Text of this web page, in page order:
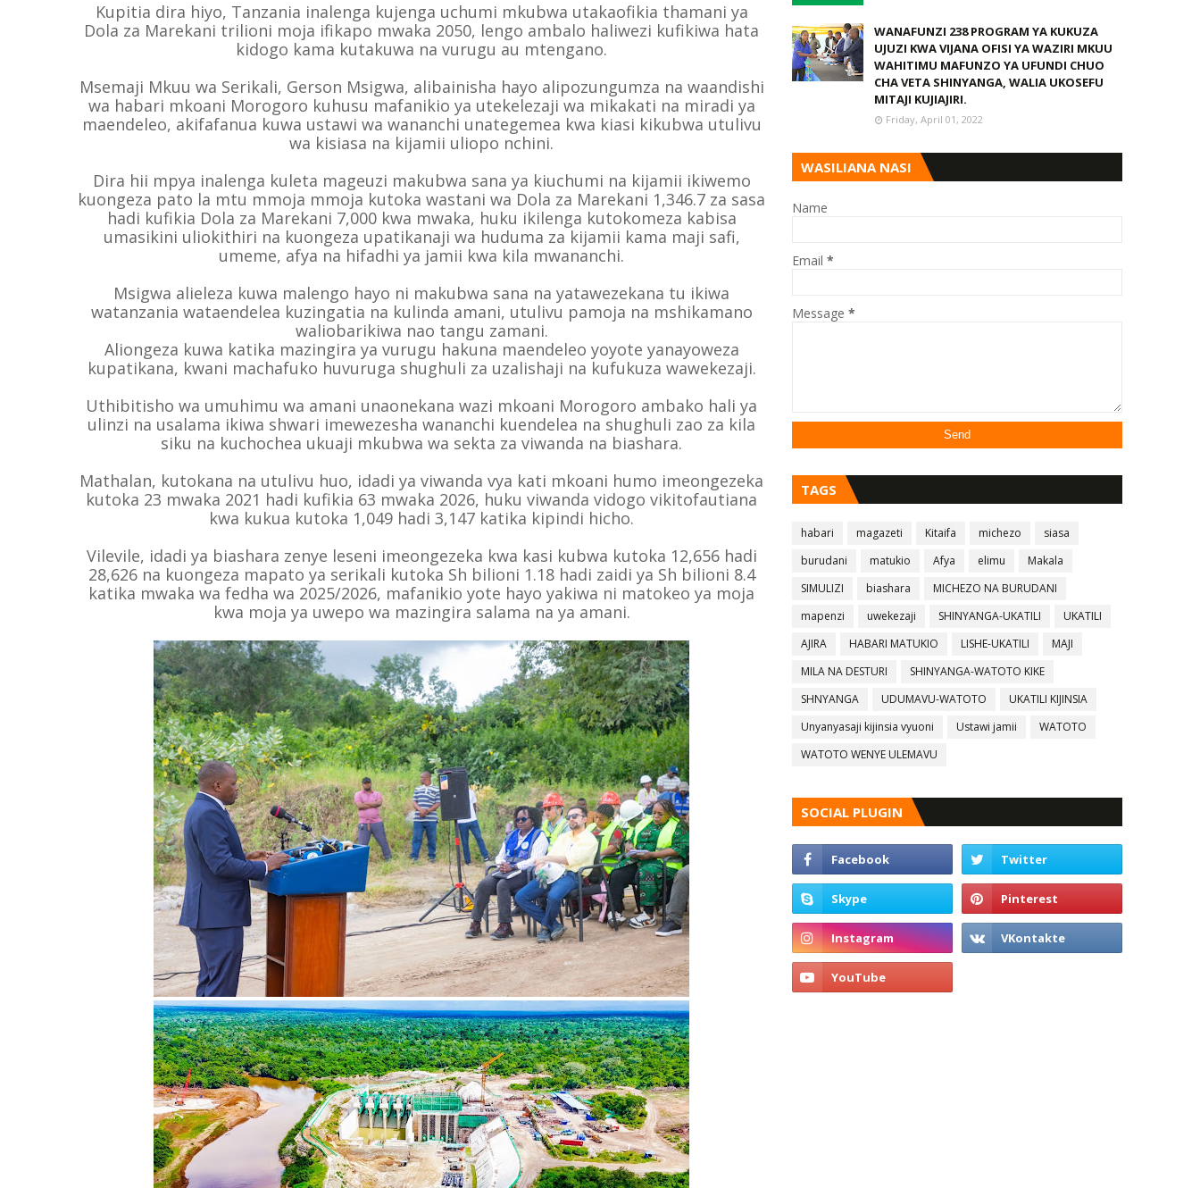
Kupitia dira hiyo, Tanzania inalenga kujenga uchumi mkubwa utakaofikia thamani ya
Dola za Marekani trilioni moja ifikapo mwaka 2050, lengo ambalo haliwezi kufikiwa hata
kidogo kama kutakuwa na vurugu au mtengano.
Msemaji Mkuu wa Serikali, Gerson Msigwa, alibainisha hayo alipozungumza na waandishi
wa habari mkoani Morogoro kuhusu mafanikio ya utekelezaji wa mikakati na miradi ya
maendeleo, akifafanua kuwa ustawi wa wananchi unategemea kwa kiasi kikubwa utulivu
wa kisiasa na kijamii uliopo nchini.
Dira hii mpya inalenga kuleta mageuzi makubwa sana ya kiuchumi na kijamii ikiwemo
kuongeza pato la mtu mmoja mmoja kutoka wastani wa Dola za Marekani 1,346.7 za sasa
hadi kufikia Dola za Marekani 7,000 kwa mwaka, huku ikilenga kutokomeza kabisa
umasikini uliokithiri na kuongeza upatikanaji wa huduma za kijamii kama maji safi,
umeme, afya na hifadhi ya jamii kwa kila mwananchi.
Msigwa alieleza kuwa malengo hayo ni makubwa sana na yatawezekana tu ikiwa
watanzania wataendelea kuzingatia na kulinda amani, utulivu pamoja na mshikamano
waliobarikiwa nao tangu zamani.
Aliongeza kuwa katika mazingira ya vurugu hakuna maendeleo yoyote yanayoweza
kupatikana, kwani machafuko huvuruga shughuli za uzalishaji na kufukuza wawekezaji.
Uthibitisho wa umuhimu wa amani unaonekana wazi mkoani Morogoro ambako hali ya
ulinzi na usalama ikiwa shwari imewezesha wananchi kuendelea na shughuli zao za kila
siku na kuchochea ukuaji mkubwa wa sekta za viwanda na biashara.
Mathalan, kutokana na utulivu huo, idadi ya viwanda vya kati mkoani humo imeongezeka
kutoka 23 mwaka 2021 hadi kufikia 63 mwaka 2026, huku viwanda vidogo vikitofautiana
kwa kukua kutoka 1,049 hadi 3,147 katika kipindi hicho.
Vilevile, idadi ya biashara zenye leseni imeongezeka kwa kasi kubwa kutoka 12,656 hadi
28,626 na kuongeza mapato ya serikali kutoka Sh bilioni 1.18 hadi zaidi ya Sh bilioni 8.4
katika mwaka wa fedha wa 2025/2026, mafanikio yote hayo yakiwa ni matokeo ya moja
kwa moja ya uwepo wa mazingira salama na ya amani.
WANAFUNZI 238 PROGRAM YA KUKUZA
UJUZI KWA VIJANA OFISI YA WAZIRI MKUU
WAHITIMU MAFUNZO YA UFUNDI CHUO
CHA VETA SHINYANGA, WALIA UKOSEFU
MITAJI KUJIAJIRI.
Friday, April 01, 2022
WASILIANA NASI
Name
Email *
Message *
TAGS
habari magazeti Kitaifa michezo
siasa
burudani
matukio Afya elimu
Makala
SIMULIZI
biashara
MICHEZO NA BURUDANI
mapenzi
uwekezaji SHINYANGA-UKATILI
UKATILI
AJIRA
HABARI MATUKIO LISHE-UKATILI
MAJI
MILA NA DESTURI
SHINYANGA-WATOTO KIKE
SHNYANGA
UDUMAVU-WATOTO
UKATILI KIJINSIA
Unyanyasaji kijinsia vyuoni
Ustawi jamii
WATOTO
WATOTO WENYE ULEMAVU
SOCIAL PLUGIN